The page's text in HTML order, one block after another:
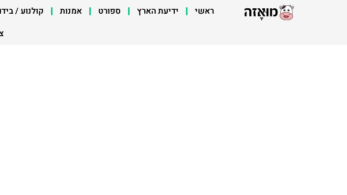
ראשי ידיעת הארץ ספורט אמנות קולנוע /